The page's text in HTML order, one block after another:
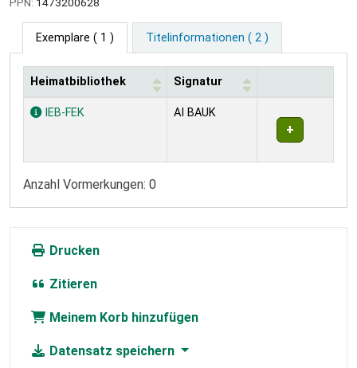
Exemplare ( 1 ) Titelinformationen ( 2 )
Exemplare
Heimatbibliothek Signatur
IEB-FEK AI BAUK
Anzahl Vormerkungen: 0
Drucken
Zitieren
Meinem Korb hinzufügen
Datensatz speichern